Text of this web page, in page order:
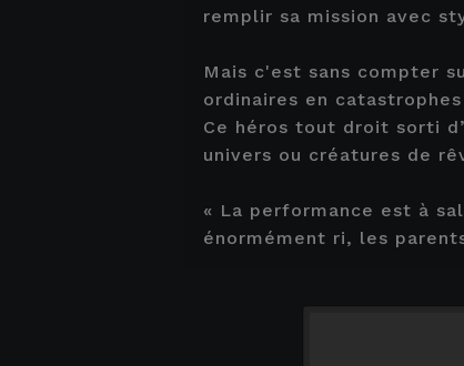
remplir sa mission avec
Mais c'est sans compter
ordinaires en
Ce héros tout droit sorti
univers ou créatures de
« La performance est à
énormément ri, les